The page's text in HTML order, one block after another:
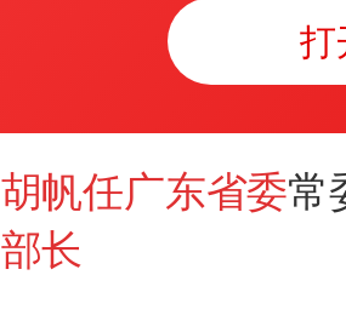
打
胡帆任广东省委常
部长